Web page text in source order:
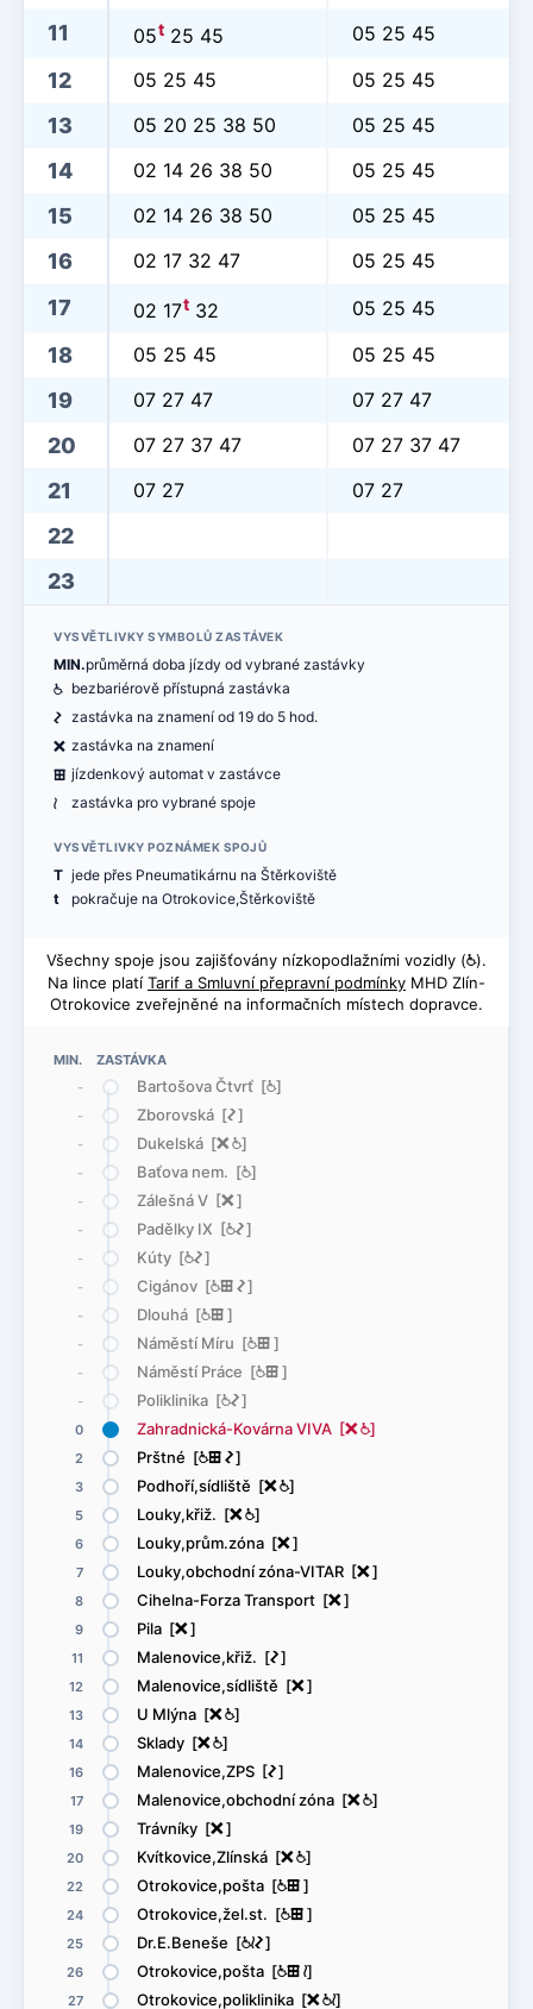
MIN. ZASTÁVKA
-
Bartošova Čtvrť [@]
- Zborovská [ó]
- Dukelská [ë@]
- Baťova nem. [@]
- Zálešná V [ë]
- Padělky IX [@ó]
- Kúty [@ó]
- Cigánov [@æó]
- Dlouhá [@æ]
- Náměstí Míru [@æ]
- Náměstí Práce [@æ]
- Poliklinika [@ó]
0 Zahradnická-Kovárna VIVA [ë@]
2 Prštné [@æó]
3 Podhoří,sídliště [ë@]
5 Louky,křiž. [ë@]
6 Louky,prům.zóna [ë]
7 Louky,obchodní zóna-VITAR [ë]
8 Cihelna-Forza Transport [ë]
9 Pila [ë]
11 Malenovice,křiž. [ó]
12 Malenovice,sídliště [ë]
13 U Mlýna [ë@]
14 Sklady [ë@]
16 Malenovice,ZPS [ó]
17 Malenovice,obchodní zóna [ë@]
19 Trávníky [ë]
20 Kvítkovice,Zlínská [ë@]
22 Otrokovice,pošta [@æ]
24 Otrokovice,žel.st. [@æ]
25 Dr.E.Beneše [@<ó]
26 Otrokovice,pošta [@æ<]
27 Otrokovice,poliklinika [ë@<]
11 05t 25 45 05 25 45
12 05 25 45 05 25 45
13 05 20 25 38 50 05 25 45
14 02 14 26 38 50 05 25 45
15 02 14 26 38 50 05 25 45
16 02 17 32 47 05 25 45
17 02 17t 32 05 25 45
18 05 25 45 05 25 45
19 07 27 47 07 27 47
20 07 27 37 47 07 27 37 47
21 07 27 07 27
22
23
VYSVĚTLIVKY SYMBOLŮ ZASTÁVEK
MIN.průměrná doba jízdy od vybrané zastávky
@ bezbariérově přístupná zastávka
ó zastávka na znamení od 19 do 5 hod.
ë zastávka na znamení
æ jízdenkový automat v zastávce
< zastávka pro vybrané spoje
VYSVĚTLIVKY POZNÁMEK SPOJŮ
T jede přes Pneumatikárnu na Štěrkoviště
t
pokračuje na Otrokovice,Štěrkoviště
Všechny spoje jsou zajišťovány nízkopodlažními vozidly (@).
Na lince platí Tarif a Smluvní přepravní podmínky MHD Zlín-
Otrokovice zveřejněné na informačních místech dopravce.